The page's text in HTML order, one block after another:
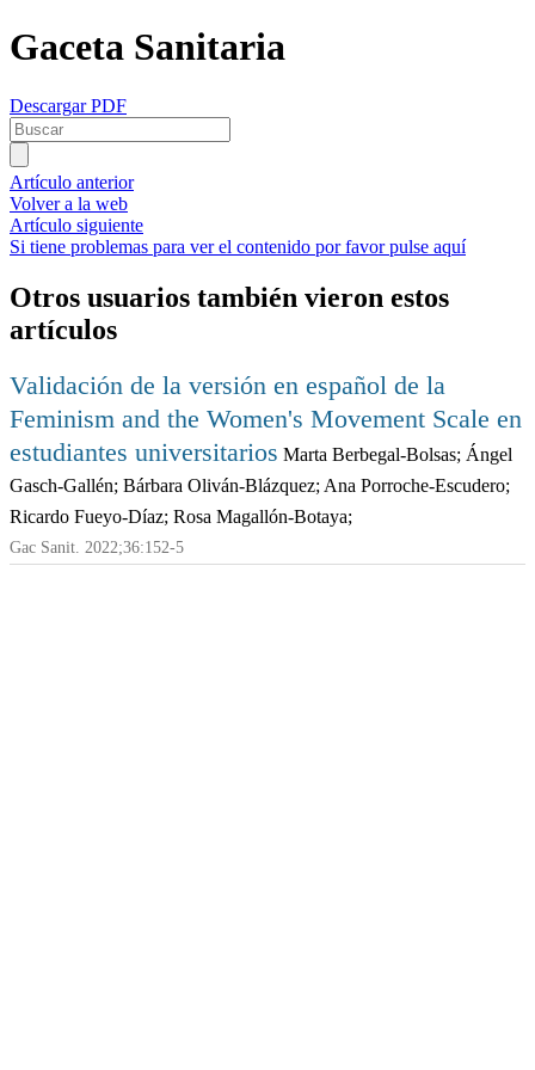
Gaceta Sanitaria
Descargar PDF
Artículo anterior
Volver a la web
Artículo siguiente
Si tiene problemas para ver el contenido por favor pulse aquí
Otros usuarios también vieron estos
artículos
Validación de la versión en español de la
Feminism and the Women's Movement Scale en
estudiantes universitarios Marta Berbegal-Bolsas; Ángel
Gasch-Gallén; Bárbara Oliván-Blázquez; Ana Porroche-Escudero;
Ricardo Fueyo-Díaz; Rosa Magallón-Botaya;
Gac Sanit. 2022;36:152-5